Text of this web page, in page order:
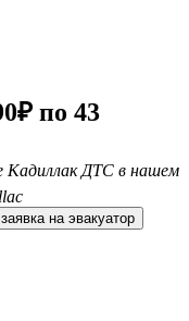
по 43
Кадиллак ДТС в нашем
заявка на эвакуатор